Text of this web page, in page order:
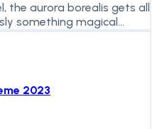
the aurora borealis gets all
something magical
2023